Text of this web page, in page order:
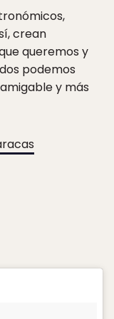
crean
queremos y
podemos
y más